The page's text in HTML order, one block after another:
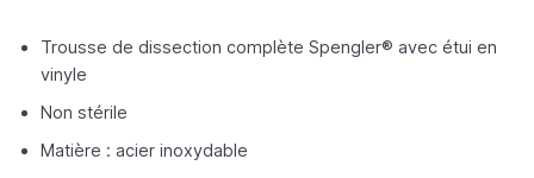
Trousse de dissection complète Spengler® avec étui en
vinyle
Non stérile
Matière : acier inoxydable